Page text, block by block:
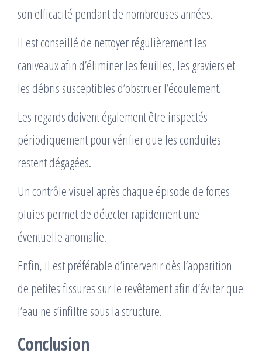
son efficacité pendant de nombreuses années.
Il est conseillé de nettoyer régulièrement les
caniveaux afin d’éliminer les feuilles, les graviers et
les débris susceptibles d’obstruer l’écoulement.
Les regards doivent également être inspectés
périodiquement pour vérifier que les conduites
restent dégagées.
Un contrôle visuel après chaque épisode de fortes
pluies permet de détecter rapidement une
éventuelle anomalie.
Enfin, il est préférable d’intervenir dès l’apparition
de petites fissures sur le revêtement afin d’éviter que
l’eau ne s’infiltre sous la structure.
Conclusion